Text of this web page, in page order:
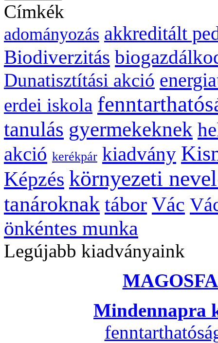
Címkék
adományozás akkreditált
Biodiverzitás
Dunatisztítási akció
erdei iskola
tanulás gyermekeknek
akció kerékpár kiadvány
Képzés környezeti
tanároknak tábor Vác
önkéntes munka
Legújabb kiadványaink
Mindennapra